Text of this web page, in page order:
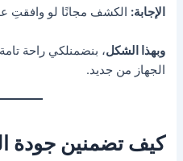
الإجابة: الكشف مجانًا لو وافقتِ
وبهذا الشكل، بنضمنلكي راحة
الجهاز من جديد.
كيف تضمنين جودة